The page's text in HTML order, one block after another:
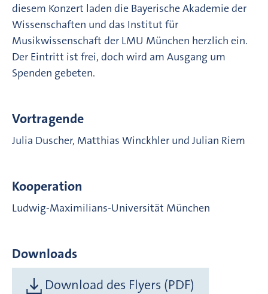
diesem Konzert laden die Bayerische Akademie der
Wissenschaften und das Institut für
Musikwissenschaft der LMU München herzlich ein.
Der Eintritt ist frei, doch wird am Ausgang um
Spenden gebeten.
Vortragende
Julia Duscher, Matthias Winckhler und Julian Riem
Kooperation
Ludwig-Maximilians-Universität München
Downloads
Download des Flyers (PDF)